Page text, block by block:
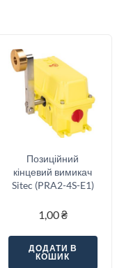
Позиційний
кінцевий вимикач
Sitec (PRA2-4S-E1)
1,00₴
ДОДАТИ В
КОШИК